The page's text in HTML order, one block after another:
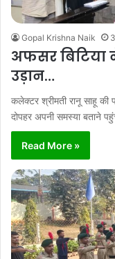
Gopal Krishna Naik
अफसर बिटिया
उड़ान…
कलेक्टर श्रीमती रानू साहू
दोपहर अपनी समस्या बताने
Read More »